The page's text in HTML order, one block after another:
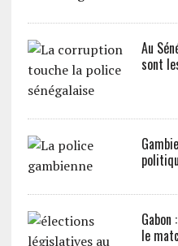
Au
sont
le